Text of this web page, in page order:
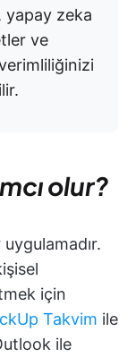
yapay zeka
ve
olur?
için
Takvim ile
ile